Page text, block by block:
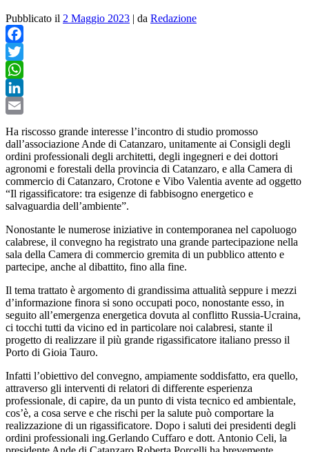
Pubblicato il 2 Maggio 2023 | da Redazione
Facebook
Twitter
WhatsApp
LinkedIn
Ha riscosso grande interesse l’incontro di studio promosso
dall’associazione Ande di Catanzaro, unitamente ai Consigli degli
ordini professionali degli architetti, degli ingegneri e dei dottori
agronomi e forestali della provincia di Catanzaro, e alla Camera di
commercio di Catanzaro, Crotone e Vibo Valentia avente ad oggetto
“Il rigassificatore: tra esigenze di fabbisogno energetico e
salvaguardia dell’ambiente”.
Nonostante le numerose iniziative in contemporanea nel capoluogo
calabrese, il convegno ha registrato una grande partecipazione nella
sala della Camera di commercio gremita di un pubblico attento e
partecipe, anche al dibattito, fino alla fine.
Il tema trattato è argomento di grandissima attualità seppure i mezzi
d’informazione finora si sono occupati poco, nonostante esso, in
seguito all’emergenza energetica dovuta al conflitto Russia-Ucraina,
ci tocchi tutti da vicino ed in particolare noi calabresi, stante il
progetto di realizzare il più grande rigassificatore italiano presso il
Porto di Gioia Tauro.
Infatti l’obiettivo del convegno, ampiamente soddisfatto, era quello,
attraverso gli interventi di relatori di differente esperienza
professionale, di capire, da un punto di vista tecnico ed ambientale,
cos’è, a cosa serve e che rischi per la salute può comportare la
realizzazione di un rigassificatore. Dopo i saluti dei presidenti degli
ordini professionali ing.Gerlando Cuffaro e dott. Antonio Celi, la